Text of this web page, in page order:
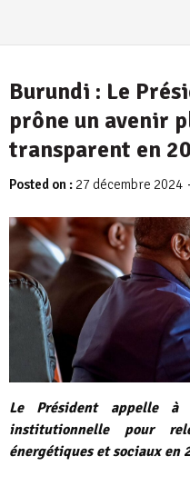
Burundi : Le
prône un avenir
transparent en
Posted on : 27 décembre 2024
Le Président appelle
institutionnelle pour
énergétiques et sociaux en